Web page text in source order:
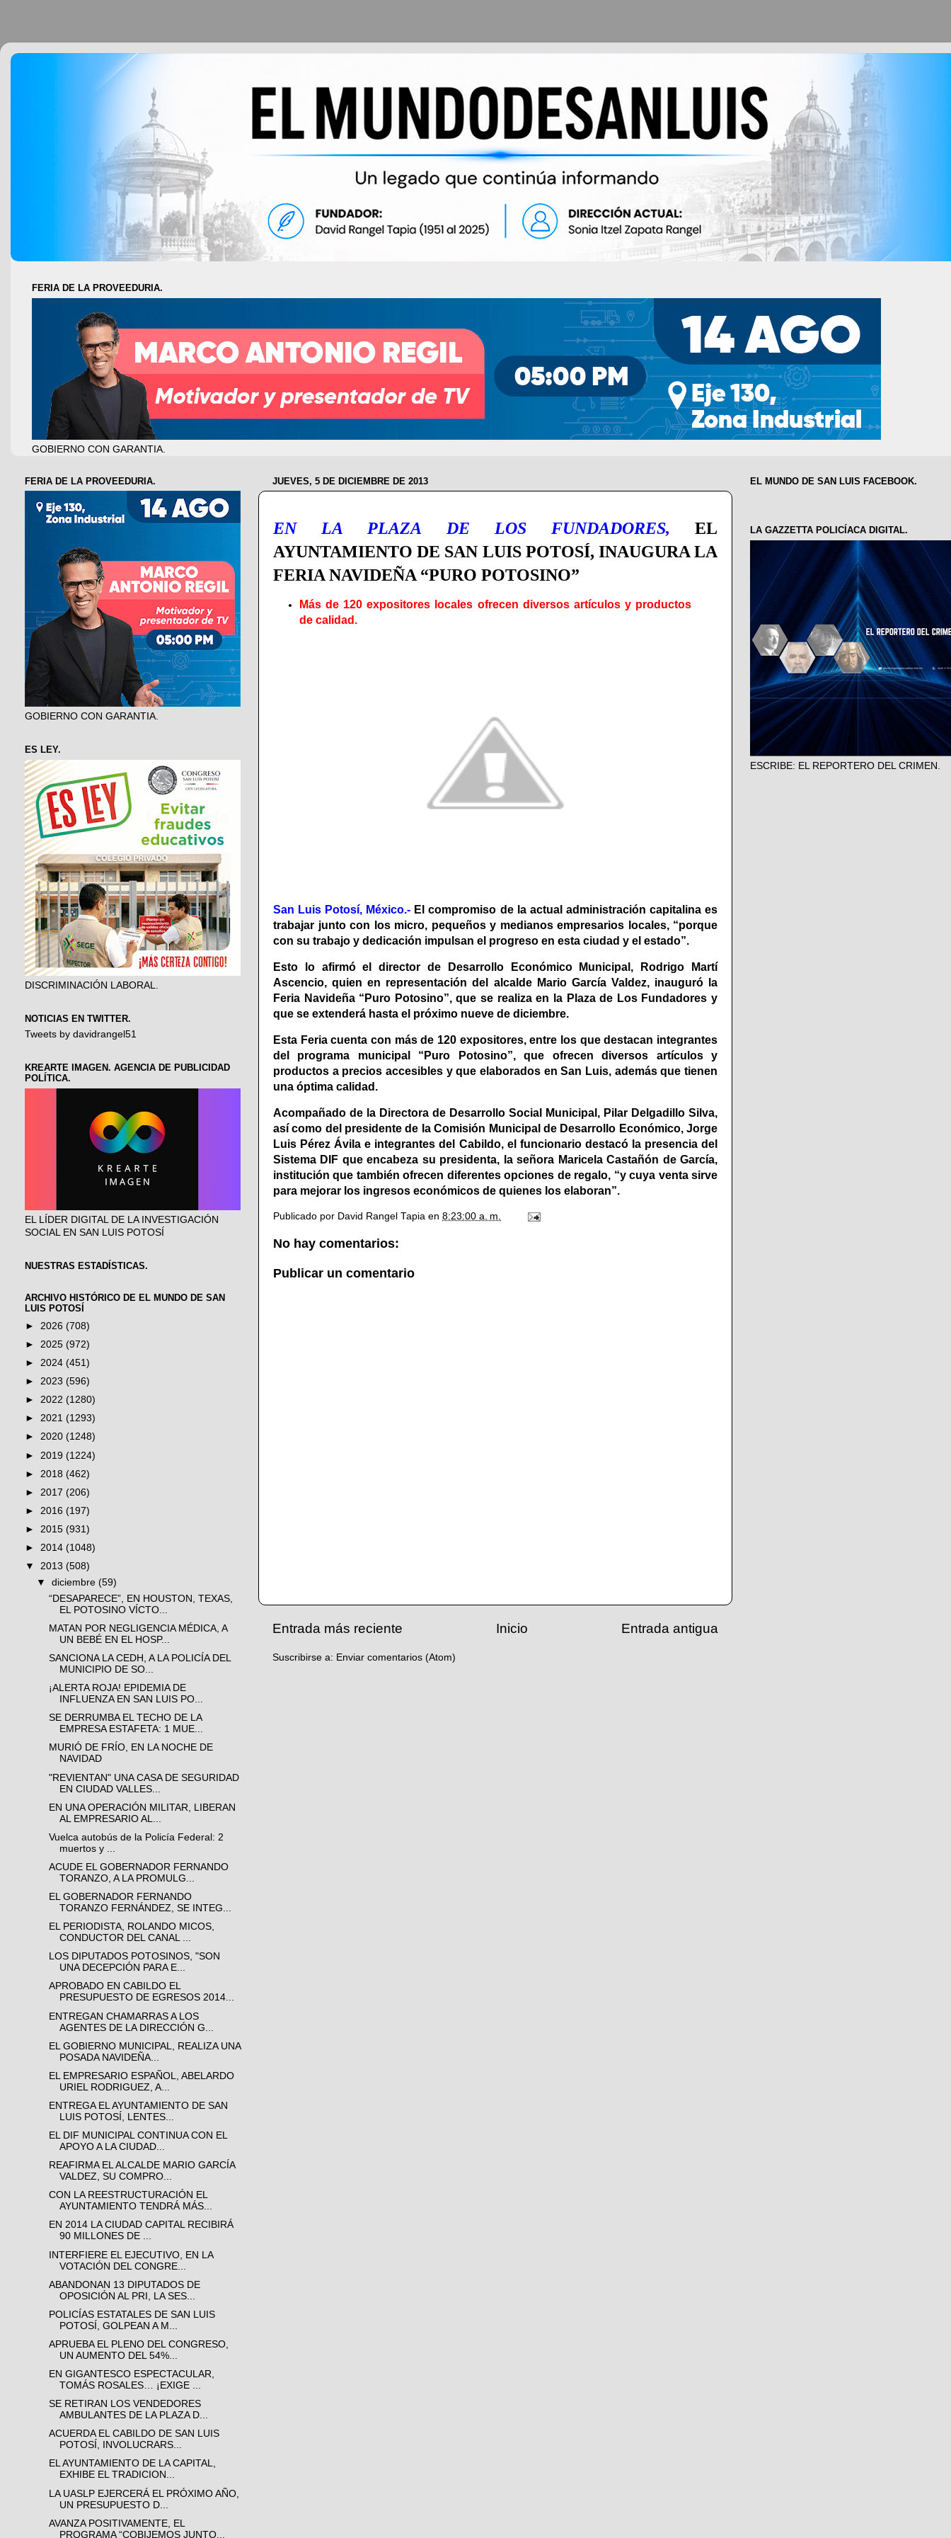
FERIA DE LA PROVEEDURIA.
GOBIERNO CON GARANTIA.
JUEVES, 5 DE DICIEMBRE DE 2013
EN LA PLAZA DE LOS FUNDADORES, EL
AYUNTAMIENTO DE SAN LUIS POTOSÍ, INAUGURA LA
FERIA NAVIDEÑA “PURO POTOSINO”
Más de 120 expositores locales ofrecen diversos artículos y productos
de calidad.
San Luis Potosí, México.- El compromiso de la actual administración capitalina es
trabajar junto con los micro, pequeños y medianos empresarios locales, “porque
con su trabajo y dedicación impulsan el progreso en esta ciudad y el estado”.
Esto lo afirmó el director de Desarrollo Económico Municipal, Rodrigo Martí
Ascencio, quien en representación del alcalde Mario García Valdez, inauguró la
Feria Navideña “Puro Potosino”, que se realiza en la Plaza de Los Fundadores y
que se extenderá hasta el próximo nueve de diciembre.
Esta Feria cuenta con más de 120 expositores, entre los que destacan integrantes
del programa municipal “Puro Potosino”, que ofrecen diversos artículos y
productos a precios accesibles y que elaborados en San Luis, además que tienen
una óptima calidad.
Acompañado de la Directora de Desarrollo Social Municipal, Pilar Delgadillo Silva,
así como del presidente de la Comisión Municipal de Desarrollo Económico, Jorge
Luis Pérez Ávila e integrantes del Cabildo, el funcionario destacó la presencia del
Sistema DIF que encabeza su presidenta, la señora Maricela Castañón de García,
institución que también ofrecen diferentes opciones de regalo, “y cuya venta sirve
para mejorar los ingresos económicos de quienes los elaboran”.
Publicado por David Rangel Tapia en 8:23:00 a. m.
No hay comentarios:
Publicar un comentario
Entrada más reciente Entrada antigua
Inicio
Suscribirse a: Enviar comentarios (Atom)
FERIA DE LA PROVEEDURIA.
GOBIERNO CON GARANTIA.
ES LEY.
DISCRIMINACIÓN LABORAL.
NOTICIAS EN TWITTER.
Tweets by davidrangel51
KREARTE IMAGEN. AGENCIA DE PUBLICIDAD
POLÍTICA.
EL LÍDER DIGITAL DE LA INVESTIGACIÓN
SOCIAL EN SAN LUIS POTOSÍ
NUESTRAS ESTADÍSTICAS.
ARCHIVO HISTÓRICO DE EL MUNDO DE SAN
LUIS POTOSÍ
► 2026 (708)
► 2025 (972)
► 2024 (451)
► 2023 (596)
► 2022 (1280)
► 2021 (1293)
► 2020 (1248)
► 2019 (1224)
► 2018 (462)
► 2017 (206)
► 2016 (197)
► 2015 (931)
► 2014 (1048)
▼ 2013 (508)
▼diciembre(59)
“DESAPARECE”, EN HOUSTON, TEXAS,
EL POTOSINO VÍCTO...
MATAN POR NEGLIGENCIA MÉDICA, A
UN BEBÉ EN EL HOSP...
SANCIONA LA CEDH, A LA POLICÍA DEL
MUNICIPIO DE SO...
¡ALERTA ROJA! EPIDEMIA DE
INFLUENZA EN SAN LUIS PO...
SE DERRUMBA EL TECHO DE LA
EMPRESA ESTAFETA: 1 MUE...
MURIÓ DE FRÍO, EN LA NOCHE DE
NAVIDAD
"REVIENTAN" UNA CASA DE SEGURIDAD
EN CIUDAD VALLES...
EN UNA OPERACIÓN MILITAR, LIBERAN
AL EMPRESARIO AL...
Vuelca autobús de la Policía Federal: 2
muertos y ...
ACUDE EL GOBERNADOR FERNANDO
TORANZO, A LA PROMULG...
EL GOBERNADOR FERNANDO
TORANZO FERNÁNDEZ, SE INTEG...
EL PERIODISTA, ROLANDO MICOS,
CONDUCTOR DEL CANAL ...
LOS DIPUTADOS POTOSINOS, "SON
UNA DECEPCIÓN PARA E...
APROBADO EN CABILDO EL
PRESUPUESTO DE EGRESOS 2014...
ENTREGAN CHAMARRAS A LOS
AGENTES DE LA DIRECCIÓN G...
EL GOBIERNO MUNICIPAL, REALIZA UNA
POSADA NAVIDEÑA...
EL EMPRESARIO ESPAÑOL, ABELARDO
URIEL RODRIGUEZ, A...
ENTREGA EL AYUNTAMIENTO DE SAN
LUIS POTOSÍ, LENTES...
EL DIF MUNICIPAL CONTINUA CON EL
APOYO A LA CIUDAD...
REAFIRMA EL ALCALDE MARIO GARCÍA
VALDEZ, SU COMPRO...
CON LA REESTRUCTURACIÓN EL
AYUNTAMIENTO TENDRÁ MÁS...
EN 2014 LA CIUDAD CAPITAL RECIBIRÁ
90 MILLONES DE ...
INTERFIERE EL EJECUTIVO, EN LA
VOTACIÓN DEL CONGRE...
ABANDONAN 13 DIPUTADOS DE
OPOSICIÓN AL PRI, LA SES...
POLICÍAS ESTATALES DE SAN LUIS
POTOSÍ, GOLPEAN A M...
APRUEBA EL PLENO DEL CONGRESO,
UN AUMENTO DEL 54%...
EN GIGANTESCO ESPECTACULAR,
TOMÁS ROSALES… ¡EXIGE ...
SE RETIRAN LOS VENDEDORES
AMBULANTES DE LA PLAZA D...
ACUERDA EL CABILDO DE SAN LUIS
POTOSÍ, INVOLUCRARS...
EL AYUNTAMIENTO DE LA CAPITAL,
EXHIBE EL TRADICION...
LA UASLP EJERCERÁ EL PRÓXIMO AÑO,
UN PRESUPUESTO D...
AVANZA POSITIVAMENTE, EL
PROGRAMA “COBIJEMOS JUNTO...
EL MUNDO DE SAN LUIS FACEBOOK.
LA GAZZETTA POLICÍACA DIGITAL.
ESCRIBE: EL REPORTERO DEL CRIMEN.